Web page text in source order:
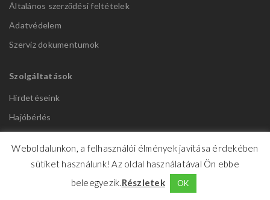
Általános szerződési feltételek
Adatvédelem
Szerviz dokumentumok
Szolgáltatások
Hirdetéseink
Hajóbérlés
Weboldalunkon, a felhasználói élmények javítása érdekében
sütiket használunk! Az oldal használatával Ön ebbe
beleegyezik.Részletek OK